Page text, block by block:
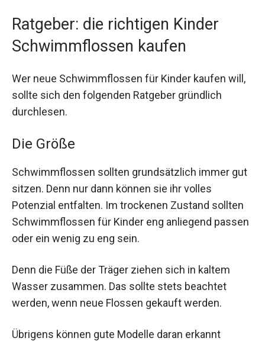
Ratgeber: die richtigen Kinder
Schwimmflossen kaufen
Wer neue Schwimmflossen für Kinder kaufen will,
sollte sich den folgenden Ratgeber gründlich
durchlesen.
Die Größe
Schwimmflossen sollten grundsätzlich immer gut
sitzen. Denn nur dann können sie ihr volles
Potenzial entfalten. Im trockenen Zustand sollten
Schwimmflossen für Kinder eng anliegend passen
oder ein wenig zu eng sein.
Denn die Füße der Träger ziehen sich in kaltem
Wasser zusammen. Das sollte stets beachtet
werden, wenn neue Flossen gekauft werden.
Übrigens können gute Modelle daran erkannt